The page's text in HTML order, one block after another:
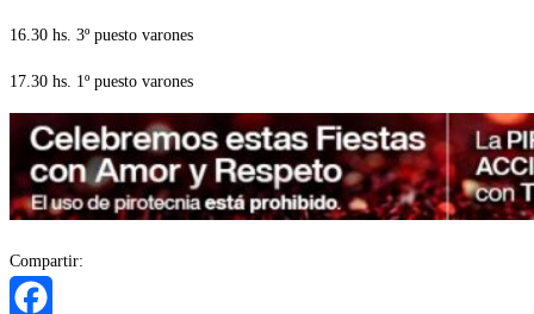
16.30 hs. 3º puesto varones
17.30 hs. 1º puesto varones
Compartir: